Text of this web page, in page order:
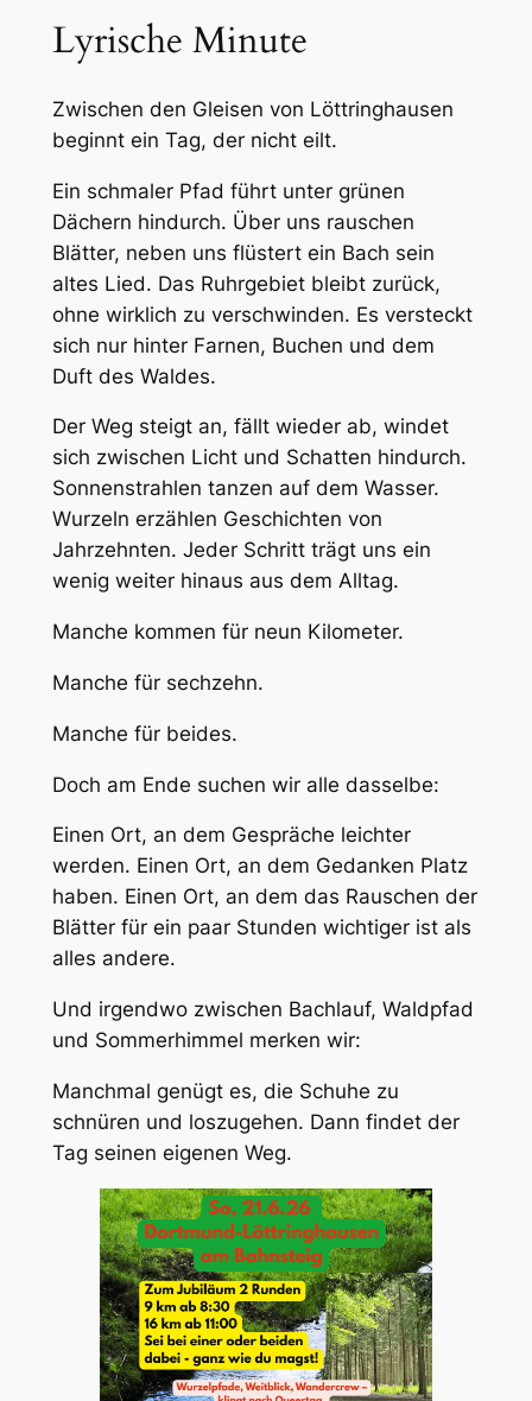
Lyrische Minute
Zwischen den Gleisen von Löttringhausen
beginnt ein Tag, der nicht eilt.
Ein schmaler Pfad führt unter grünen
Dächern hindurch. Über uns rauschen
Blätter, neben uns flüstert ein Bach sein
altes Lied. Das Ruhrgebiet bleibt zurück,
ohne wirklich zu verschwinden. Es versteckt
sich nur hinter Farnen, Buchen und dem
Duft des Waldes.
Der Weg steigt an, fällt wieder ab, windet
sich zwischen Licht und Schatten hindurch.
Sonnenstrahlen tanzen auf dem Wasser.
Wurzeln erzählen Geschichten von
Jahrzehnten. Jeder Schritt trägt uns ein
wenig weiter hinaus aus dem Alltag.
Manche kommen für neun Kilometer.
Manche für sechzehn.
Manche für beides.
Doch am Ende suchen wir alle dasselbe:
Einen Ort, an dem Gespräche leichter
werden. Einen Ort, an dem Gedanken Platz
haben. Einen Ort, an dem das Rauschen der
Blätter für ein paar Stunden wichtiger ist als
alles andere.
Und irgendwo zwischen Bachlauf, Waldpfad
und Sommerhimmel merken wir:
Manchmal genügt es, die Schuhe zu
schnüren und loszugehen. Dann findet der
Tag seinen eigenen Weg.